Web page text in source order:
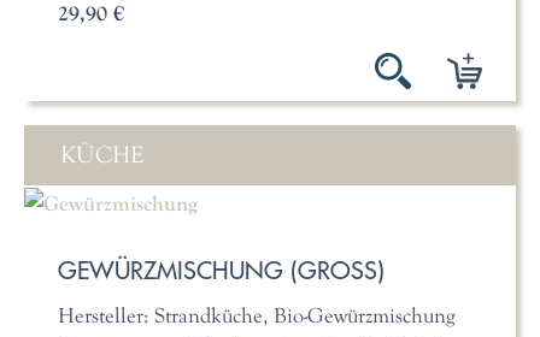
29,90 €
KÜCHE
GEWÜRZMISCHUNG (GROSS)
Hersteller: Strandküche, Bio-Gewürzmischung